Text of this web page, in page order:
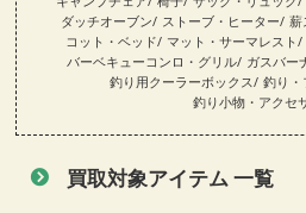
ダッチオーブン
ストーブ・ヒーター 薪
コット・ベッド
マット・サーマレスト
バーベキューコンロ・グリル ガスバー
釣り用クーラーボックス
釣り・
釣り小物・アクセ
買取対象アイテム 一覧